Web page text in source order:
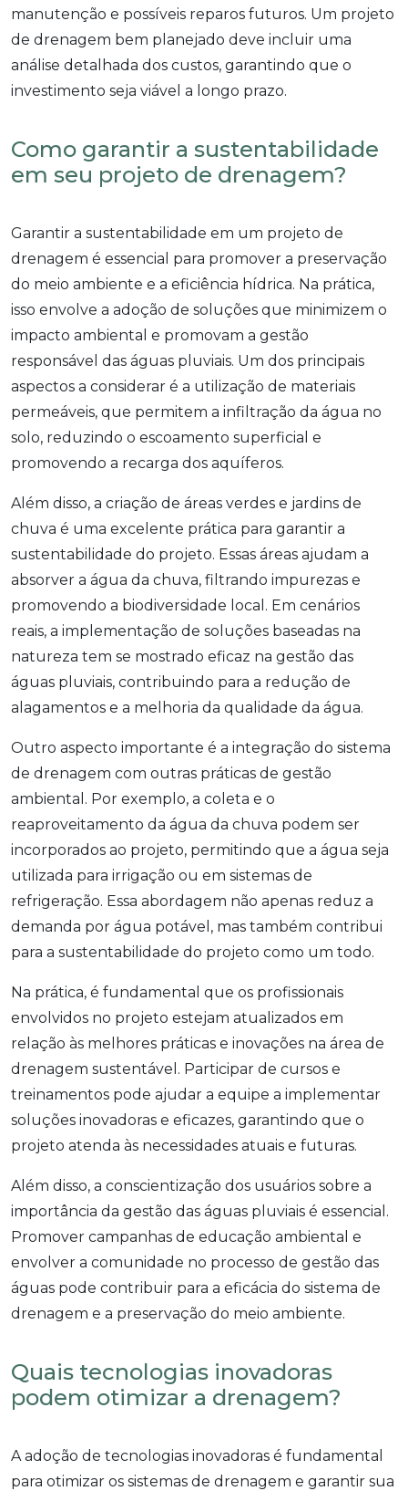
manutenção e possíveis reparos futuros. Um projeto
de drenagem bem planejado deve incluir uma
análise detalhada dos custos, garantindo que o
investimento seja viável a longo prazo.
Como garantir a sustentabilidade
em seu projeto de drenagem?
Garantir a sustentabilidade em um projeto de
drenagem é essencial para promover a preservação
do meio ambiente e a eficiência hídrica. Na prática,
isso envolve a adoção de soluções que minimizem o
impacto ambiental e promovam a gestão
responsável das águas pluviais. Um dos principais
aspectos a considerar é a utilização de materiais
permeáveis, que permitem a infiltração da água no
solo, reduzindo o escoamento superficial e
promovendo a recarga dos aquíferos.
Além disso, a criação de áreas verdes e jardins de
chuva é uma excelente prática para garantir a
sustentabilidade do projeto. Essas áreas ajudam a
absorver a água da chuva, filtrando impurezas e
promovendo a biodiversidade local. Em cenários
reais, a implementação de soluções baseadas na
natureza tem se mostrado eficaz na gestão das
águas pluviais, contribuindo para a redução de
alagamentos e a melhoria da qualidade da água.
Outro aspecto importante é a integração do sistema
de drenagem com outras práticas de gestão
ambiental. Por exemplo, a coleta e o
reaproveitamento da água da chuva podem ser
incorporados ao projeto, permitindo que a água seja
utilizada para irrigação ou em sistemas de
refrigeração. Essa abordagem não apenas reduz a
demanda por água potável, mas também contribui
para a sustentabilidade do projeto como um todo.
Na prática, é fundamental que os profissionais
envolvidos no projeto estejam atualizados em
relação às melhores práticas e inovações na área de
drenagem sustentável. Participar de cursos e
treinamentos pode ajudar a equipe a implementar
soluções inovadoras e eficazes, garantindo que o
projeto atenda às necessidades atuais e futuras.
Além disso, a conscientização dos usuários sobre a
importância da gestão das águas pluviais é essencial.
Promover campanhas de educação ambiental e
envolver a comunidade no processo de gestão das
águas pode contribuir para a eficácia do sistema de
drenagem e a preservação do meio ambiente.
Quais tecnologias inovadoras
podem otimizar a drenagem?
A adoção de tecnologias inovadoras é fundamental
para otimizar os sistemas de drenagem e garantir sua